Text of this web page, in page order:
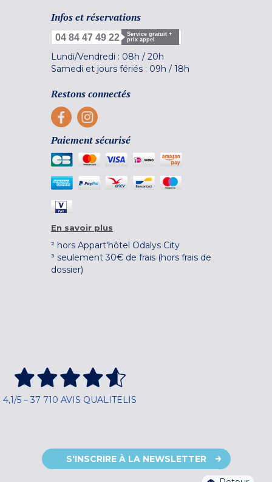
Infos et réservations
04 84 47 49 22
Service gratuit +
prix appel
Lundi/Vendredi : 08h / 20h
Samedi et jours fériés : 09h / 18h
Restons connectés
Paiement sécurisé
En savoir plus
² hors Appart'hôtel Odalys City
³ seulement 30€ de frais (hors frais de
dossier)
4,1/5 – 37 710 AVIS QUALITELIS
S'INSCRIRE À LA NEWSLETTER